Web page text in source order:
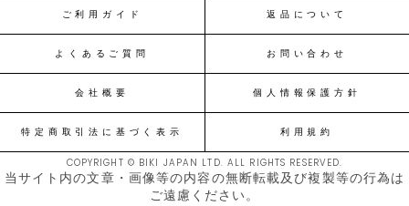
ご利用ガイド 返品について
よくあるご質問 お問い合わせ
会社概要 個人情報保護方針
特定商取引法に基づく表示 利用規約
COPYRIGHT © BIKI JAPAN LTD. ALL RIGHTS RESERVED.
当サイト内の文章・画像等の内容の無断転載及び複製等の行為は
ご遠慮ください。